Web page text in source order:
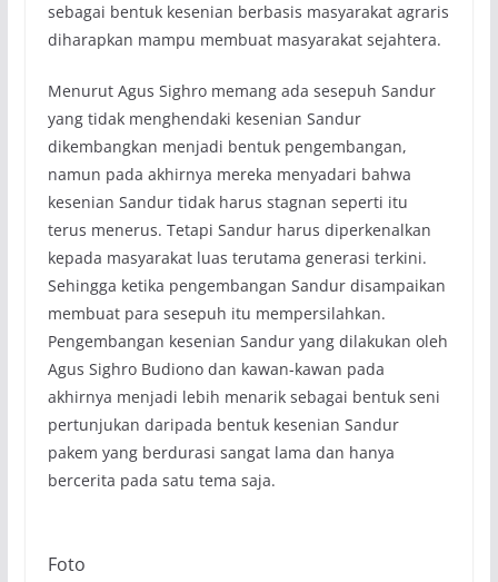
sebagai bentuk kesenian berbasis masyarakat agraris
diharapkan mampu membuat masyarakat sejahtera.
Menurut Agus Sighro memang ada sesepuh Sandur
yang tidak menghendaki kesenian Sandur
dikembangkan menjadi bentuk pengembangan,
namun pada akhirnya mereka menyadari bahwa
kesenian Sandur tidak harus stagnan seperti itu
terus menerus. Tetapi Sandur harus diperkenalkan
kepada masyarakat luas terutama generasi terkini.
Sehingga ketika pengembangan Sandur disampaikan
membuat para sesepuh itu mempersilahkan.
Pengembangan kesenian Sandur yang dilakukan oleh
Agus Sighro Budiono dan kawan-kawan pada
akhirnya menjadi lebih menarik sebagai bentuk seni
pertunjukan daripada bentuk kesenian Sandur
pakem yang berdurasi sangat lama dan hanya
bercerita pada satu tema saja.
Foto